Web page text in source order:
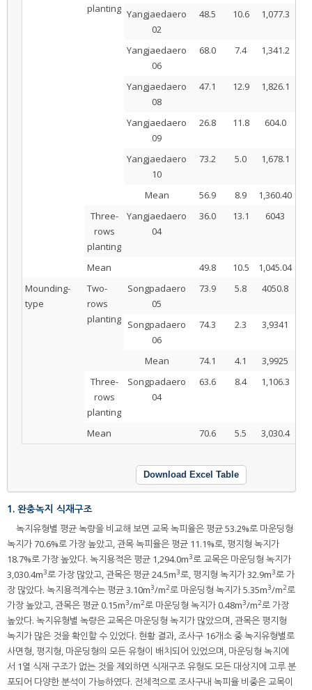
planting Yangjaedaero
02
48.5 10.6 1,077.3
Yangjaedaero
06
68.0 7.4 1,341.2
Yangjaedaero
08
47.1 12.9 1,826.1
Yangjaedaero
09
26.8 11.8 604.0
Yangjaedaero
10
73.2 5.0 1,678.1
Mean 56.9 8.9 1,360.40
Three-
rows
planting
Yangjaedaero
04
36.0 13.1 6043
Mean 49.8 10.5 1,045.04
Mounding-
type
Two-
rows
planting
Songpadaero
05
73.9 5.8 4050.8
Songpadaero
06
74.3 2.3 3,9341
Mean 74.1 4.1 3,9925
Three-
rows
planting
Songpadaero
04
63.6 8.4 1,106.3
Mean 70.6 5.5 3,030.4
Download Excel Table
1. 완충녹지 식재구조
녹지유형별 평균 녹량을 비교해 보면 교목 녹피율은 평균 53.2%로 마운딩형
녹지가 70.6%로 가장 높았고, 관목 녹피율은 평균 11.1%로, 평지형 녹지가
18.7%로 가장 높았다. 녹지용적은 평균 1,294.0m3로 교목은 마운딩형 녹지가
3,030.4m3로 가장 많았고, 관목은 평균 24.5m3로, 평지형 녹지가 32.9m3로 가
장 많았다. 녹지용적계수는 평균 3.10m3/m2로 마운딩형 녹지가 5.35m3/m2로
가장 높았고, 관목은 평균 0.15m3/m2로 마운딩형 녹지가 0.48m3/m2로 가장
높았다. 녹지유형별 녹량은 교목은 마운딩형 녹지가 많았으며, 관목은 평지형
녹지가 많은 것을 확인할 수 있었다. 현황 결과, 조사구 16개소 중 녹지유형별로
사면형, 평지형, 마운딩형의 모든 유형이 배치되어 있었으며, 마운딩형 녹지에
서 1열 식재 구조가 없는 것을 제외하면 식재구조 유형도 모든 대상지에 고루 분
포되어 다양한 분석이 가능하였다. 전체적으로 조사구내 녹피율 비중은 교목이